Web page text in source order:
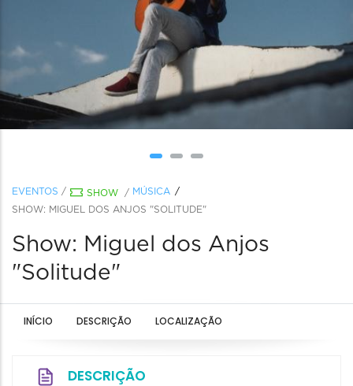
EVENTOS / SHOW / MÚSICA
SHOW: MIGUEL DOS ANJOS "SOLITUDE"
Show: Miguel dos Anjos
"Solitude"
INÍCIO DESCRIÇÃO LOCALIZAÇÃO
DESCRIÇÃO